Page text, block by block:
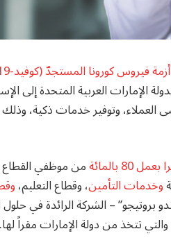
أزمة فيروس كورونا المستجدّ (كوفيد-19)،
الإمارات العربية المتحدة إلى
العملاء، وتوفير خدمات ذكية،
بالمائة
من موظفي
وخدمات التأمين، وقطاع التعليم،
– الشركة الرائدة في حلول
تتخذ من دولة الإمارات مقراً لها.